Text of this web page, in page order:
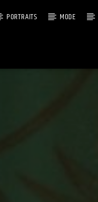
PORTRAITS MODE